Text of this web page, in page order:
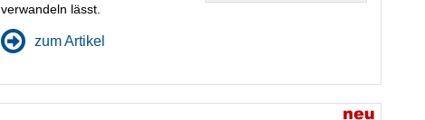
verwandeln lässt.
zum Artikel